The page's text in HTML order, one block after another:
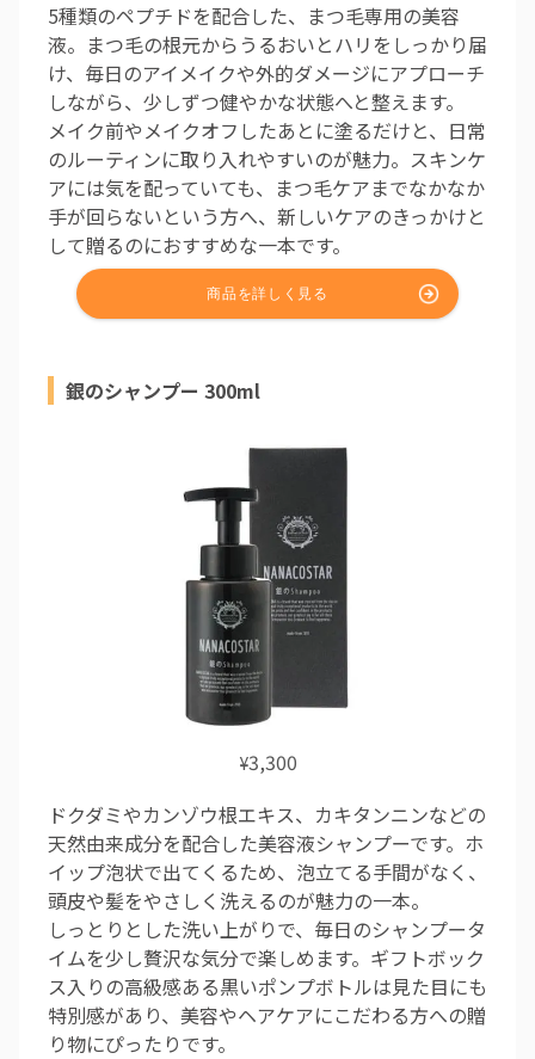
5種類のペプチドを配合した、まつ毛専用の美容
液。まつ毛の根元からうるおいとハリをしっかり届
け、毎日のアイメイクや外的ダメージにアプローチ
しながら、少しずつ健やかな状態へと整えます。
メイク前やメイクオフしたあとに塗るだけと、日常
のルーティンに取り入れやすいのが魅力。スキンケ
アには気を配っていても、まつ毛ケアまでなかなか
手が回らないという方へ、新しいケアのきっかけと
して贈るのにおすすめな一本です。
銀のシャンプー 300ml
¥3,300
ドクダミやカンゾウ根エキス、カキタンニンなどの
天然由来成分を配合した美容液シャンプーです。ホ
イップ泡状で出てくるため、泡立てる手間がなく、
頭皮や髪をやさしく洗えるのが魅力の一本。
しっとりとした洗い上がりで、毎日のシャンプータ
イムを少し贅沢な気分で楽しめます。ギフトボック
ス入りの高級感ある黒いポンプボトルは見た目にも
特別感があり、美容やヘアケアにこだわる方への贈
り物にぴったりです。